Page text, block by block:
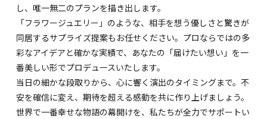
し、唯一無二のプランを描き出します。
「フラワージュエリー」のような、相手を想う優しさと驚きが
同居するサプライズ提案もお任せください。プロならではの多
彩なアイデアと確かな実績で、あなたの「届けたい想い」を一
番美しい形でプロデュースいたします。
当日の細かな段取りから、心に響く演出のタイミングまで。不
安を確信に変え、期待を超える感動を共に作り上げましょう。
世界で一番幸せな物語の幕開けを、私たちが全力でサポートい